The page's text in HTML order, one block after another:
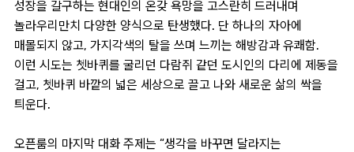
성장을 갈구하는 현대인의 온갖 욕망을 고스란히 드러내며
놀라우리만치 다양한 양식으로 탄생했다. 단 하나의 자아에
매몰되지 않고, 가지각색의 탈을 쓰며 느끼는 해방감과 유쾌함.
이런 시도는 쳇바퀴를 굴리던 다람쥐 같던 도시인의 다리에 제동을
걸고, 쳇바퀴 바깥의 넓은 세상으로 끌고 나와 새로운 삶의 싹을
틔운다.
오픈룸의 마지막 대화 주제는 “생각을 바꾸면 달라지는